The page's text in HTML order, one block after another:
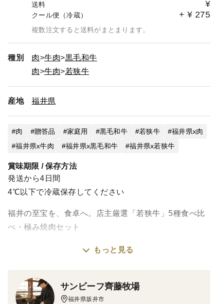
送料 ¥
クール便（冷蔵） + ¥ 275
複数注文すると送料がまとまります。
種別 肉 牛肉
黒毛和牛
肉
牛肉 若狭牛
産地 福井県
肉 贈答品 家庭用 黒毛和牛 若狭牛
福井県x肉
福井県x牛肉
福井県x黒毛和牛 福井県x若狭牛
賞味期限 / 保存方法
発送から4日間
4℃以下で冷蔵保存してください
福井の至宝を、食卓へ。店主厳選「若狭牛」5種食べ比
べ・極み焼肉セット
「若狭牛」をご存知でしょうか？
牛には全く及びません。
こと品質においてはそれら有名銘柄に決して引けを取り
もっと見る
サンビーフ齊藤牧場
福井県坂井市